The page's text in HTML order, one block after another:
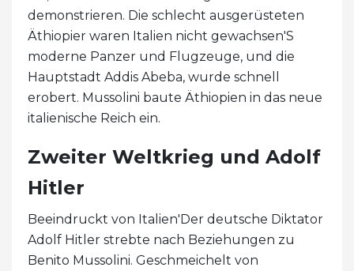
demonstrieren. Die schlecht ausgerüsteten
Äthiopier waren Italien nicht gewachsen'S
moderne Panzer und Flugzeuge, und die
Hauptstadt Addis Abeba, wurde schnell
erobert. Mussolini baute Äthiopien in das neue
italienische Reich ein.
Zweiter Weltkrieg und Adolf
Hitler
Beeindruckt von Italien'Der deutsche Diktator
Adolf Hitler strebte nach Beziehungen zu
Benito Mussolini. Geschmeichelt von